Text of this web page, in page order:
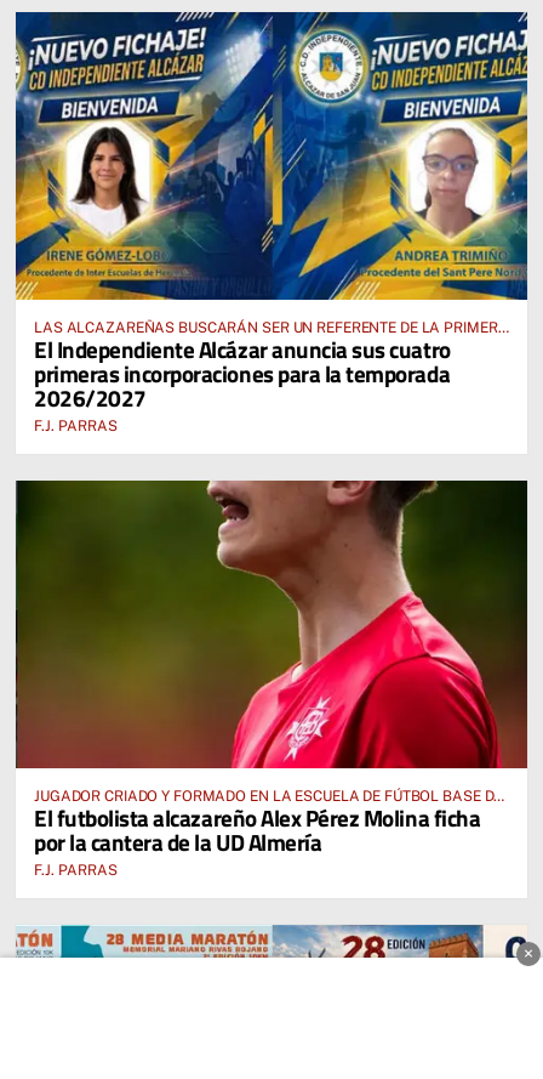
LAS ALCAZAREÑAS BUSCARÁN SER UN REFERENTE DE LA PRIMERA
AUTONÓMICA PREFERENTE FEMENINA
El Independiente Alcázar anuncia sus cuatro
primeras incorporaciones para la temporada
2026/2027
F.J. PARRAS
JUGADOR CRIADO Y FORMADO EN LA ESCUELA DE FÚTBOL BASE DE
ALCÁZAR DE SAN JUAN
El futbolista alcazareño Alex Pérez Molina ficha
por la cantera de la UD Almería
F.J. PARRAS
×